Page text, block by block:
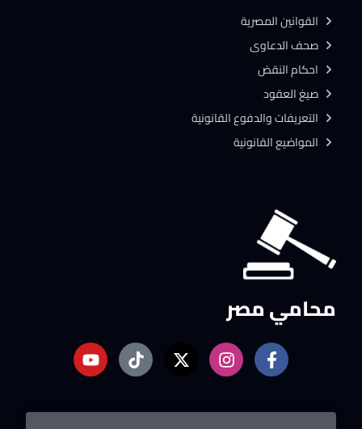
محامي مصر
القوانين المصرية
صحف الدعاوى
احكام النقض
صيغ العقود
التعريفات والدفوع القانونية
المواضيع القانونية